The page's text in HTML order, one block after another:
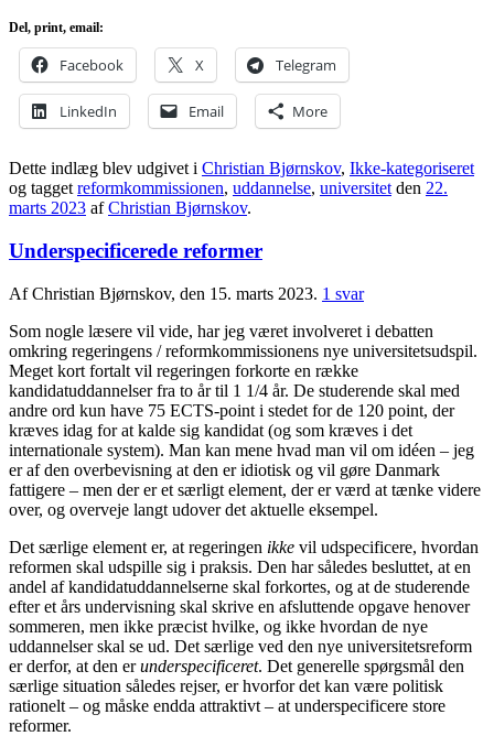
Del, print, email:
Facebook X Telegram
LinkedIn Email More
Dette indlæg blev udgivet i Christian Bjørnskov, Ikke-kategoriseret
og tagget reformkommissionen, uddannelse, universitet den 22.
marts 2023 afChristian Bjørnskov.
Underspecificerede reformer
Af Christian Bjørnskov, den 15. marts 2023. 1 svar
Som nogle læsere vil vide, har jeg været involveret i debatten
omkring regeringens / reformkommissionens nye universitetsudspil.
Meget kort fortalt vil regeringen forkorte en række
kandidatuddannelser fra to år til 1 1/4 år. De studerende skal med
andre ord kun have 75 ECTS-point i stedet for de 120 point, der
kræves idag for at kalde sig kandidat (og som kræves i det
internationale system). Man kan mene hvad man vil om idéen – jeg
er af den overbevisning at den er idiotisk og vil gøre Danmark
fattigere – men der er et særligt element, der er værd at tænke videre
over, og overveje langt udover det aktuelle eksempel.
Det særlige element er, at regeringen ikke vil udspecificere, hvordan
reformen skal udspille sig i praksis. Den har således besluttet, at en
andel af kandidatuddannelserne skal forkortes, og at de studerende
efter et års undervisning skal skrive en afsluttende opgave henover
sommeren, men ikke præcist hvilke, og ikke hvordan de nye
uddannelser skal se ud. Det særlige ved den nye universitetsreform
er derfor, at den erunderspecificeret. Det generelle spørgsmål den
særlige situation således rejser, er hvorfor det kan være politisk
rationelt – og måske endda attraktivt – at underspecificere store
reformer.